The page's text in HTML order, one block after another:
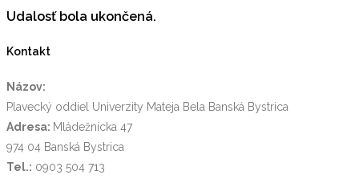
Udalosť bola ukončená.
Kontakt
Názov:
Plavecký oddiel Univerzity Mateja Bela Banská Bystrica
Adresa: Mládežnícka 47
974 04 Banská Bystrica
Tel.: 0903 504 713